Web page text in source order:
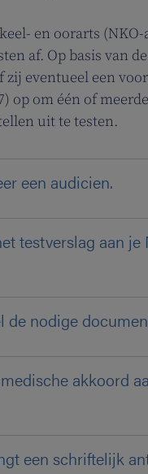
en oorarts
af. Op basis van
zij eventueel een
op om één of
uit te testen.
een audicien.
testverslag aan je
de nodige
akkoord
een schriftelijk